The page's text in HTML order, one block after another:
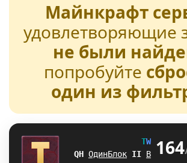
Майнкрафт
удовлетворяющие
не были
попробуйте
один из
TW NT UR E
J@ ОдинБлок YK Выживание
164